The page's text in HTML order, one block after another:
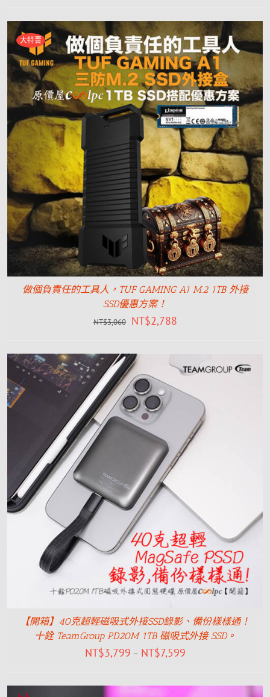
大特賣
做個負責任的工具人，TUF GAMING A1 M.2 1TB 外接
SSD優惠方案！
NT$3,060 NT$2,788
【開箱】40克超輕磁吸式外接SSD錄影、備份樣樣通！
十銓 TeamGroup PD20M 1TB 磁吸式外接 SSD。
NT$3,799 – NT$7,599